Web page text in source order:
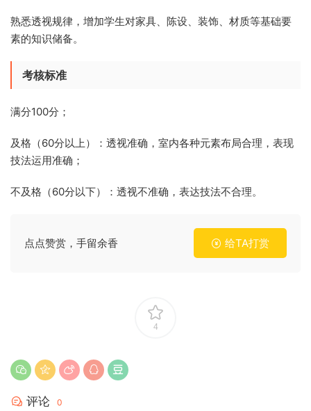
熟悉透视规律，增加学生对家具、陈设、装饰、材质等基础要
素的知识储备。
考核标准
满分100分；
及格（60分以上）：透视准确，室内各种元素布局合理，表现
技法运用准确；
不及格（60分以下）：透视不准确，表达技法不合理。
点点赞赏，手留余香 给TA打赏
4
评论 0